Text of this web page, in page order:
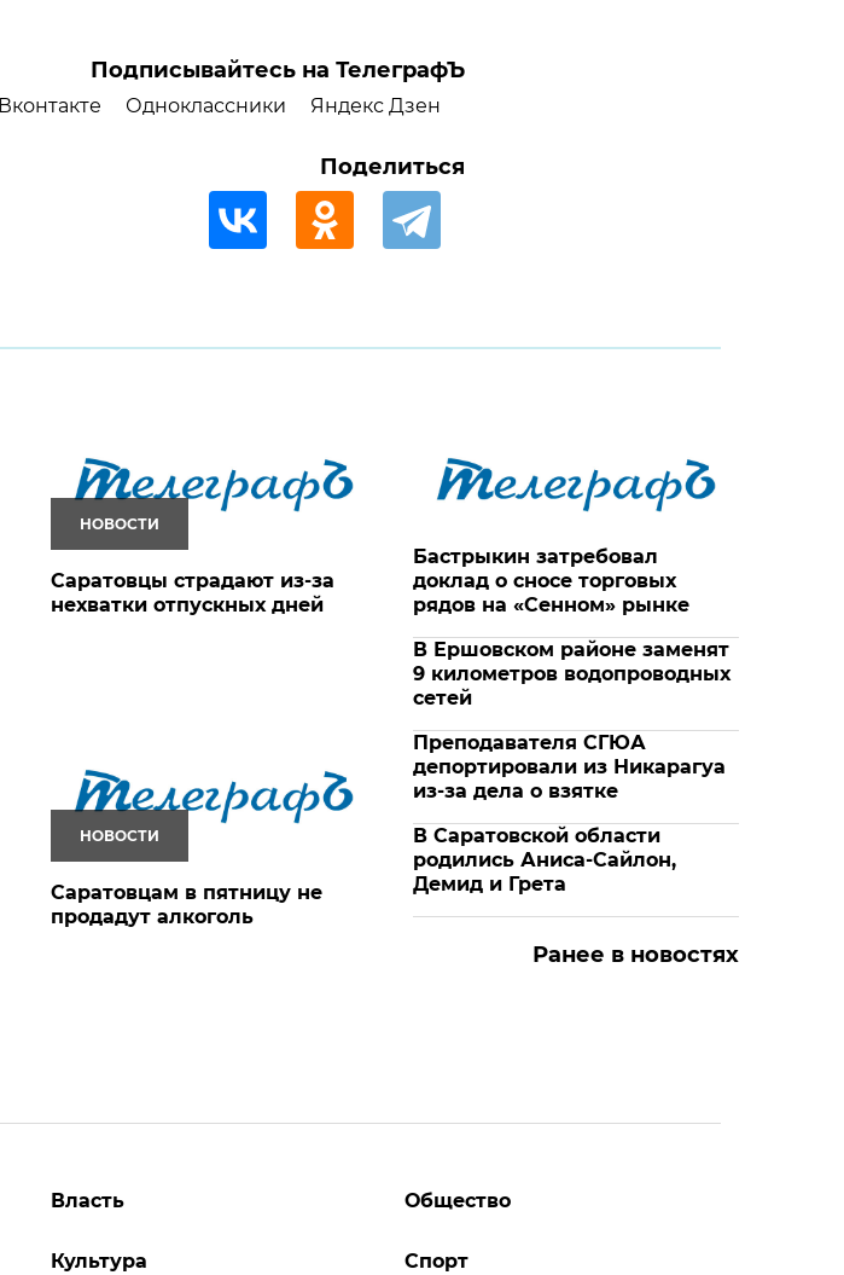
Подписывайтесь на ТелеграфЪ
Вконтакте Одноклассники Яндекс Дзен
Поделиться
НОВОСТИ
Саратовцы страдают из-за
нехватки отпускных дней
НОВОСТИ
Саратовцам в пятницу не
продадут алкоголь
Бастрыкин затребовал
доклад о сносе торговых
рядов на «Сенном» рынке
В Ершовском районе заменят
9 километров водопроводных
сетей
Преподавателя СГЮА
депортировали из Никарагуа
из-за дела о взятке
В Саратовской области
родились Аниса-Сайлон,
Демид и Грета
Ранее в новостях
Власть
Культура
Общество
Спорт